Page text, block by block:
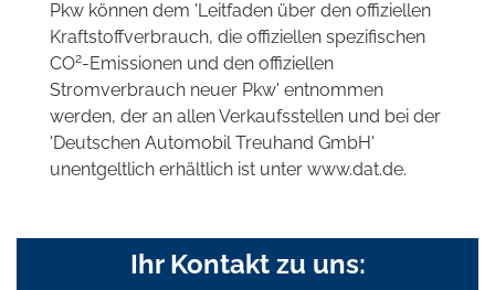
Pkw können dem 'Leitfaden über den offiziellen
Kraftstoffverbrauch, die offiziellen spezifischen
CO2-Emissionen und den offiziellen
Stromverbrauch neuer Pkw' entnommen
werden, der an allen Verkaufsstellen und bei der
'Deutschen Automobil Treuhand GmbH'
unentgeltlich erhältlich ist unter www.dat.de.
Ihr Kontakt zu uns: